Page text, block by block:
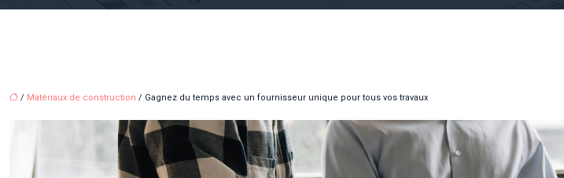
/ Matériaux de construction / Gagnez du temps avec un fournisseur unique pour tous vos travaux